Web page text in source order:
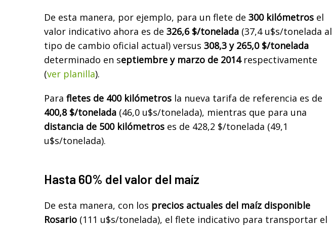
De esta manera, por ejemplo, para un flete de 300 kilómetros el
valor indicativo ahora es de 326,6 $/tonelada (37,4 u$s/tonelada al
tipo de cambio oficial actual) versus 308,3 y 265,0 $/tonelada
determinado en septiembre y marzo de 2014respectivamente
(ver planilla).
Para fletes de 400 kilómetros la nueva tarifa de referencia es de
400,8 $/tonelada (46,0 u$s/tonelada), mientras que para una
distancia de 500 kilómetros es de 428,2 $/tonelada (49,1
u$s/tonelada).
Hasta 60% del valor del maíz
De esta manera, con los precios actuales del maíz disponible
Rosario (111 u$s/tonelada), el flete indicativo para transportar el